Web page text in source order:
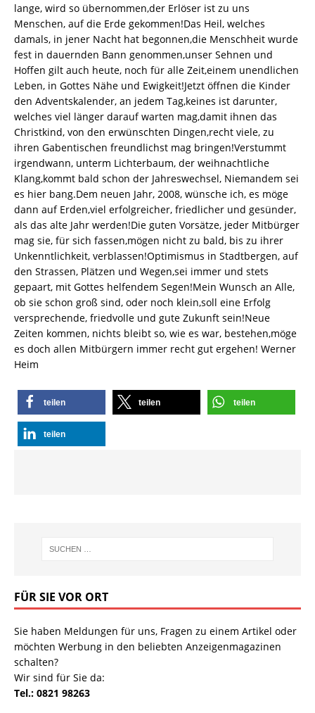
lange, wird so übernommen,der Erlöser ist zu uns
Menschen, auf die Erde gekommen!Das Heil, welches
damals, in jener Nacht hat begonnen,die Menschheit wurde
fest in dauernden Bann genommen,unser Sehnen und
Hoffen gilt auch heute, noch für alle Zeit,einem unendlichen
Leben, in Gottes Nähe und Ewigkeit!Jetzt öffnen die Kinder
den Adventskalender, an jedem Tag,keines ist darunter,
welches viel länger darauf warten mag,damit ihnen das
Christkind, von den erwünschten Dingen,recht viele, zu
ihren Gabentischen freundlichst mag bringen!Verstummt
irgendwann, unterm Lichterbaum, der weihnachtliche
Klang,kommt bald schon der Jahreswechsel, Niemandem sei
es hier bang.Dem neuen Jahr, 2008, wünsche ich, es möge
dann auf Erden,viel erfolgreicher, friedlicher und gesünder,
als das alte Jahr werden!Die guten Vorsätze, jeder Mitbürger
mag sie, für sich fassen,mögen nicht zu bald, bis zu ihrer
Unkenntlichkeit, verblassen!Optimismus in Stadtbergen, auf
den Strassen, Plätzen und Wegen,sei immer und stets
gepaart, mit Gottes helfendem Segen!Mein Wunsch an Alle,
ob sie schon groß sind, oder noch klein,soll eine Erfolg
versprechende, friedvolle und gute Zukunft sein!Neue
Zeiten kommen, nichts bleibt so, wie es war, bestehen,möge
es doch allen Mitbürgern immer recht gut ergehen! Werner
Heim
teilen teilen teilen
teilen
FÜR SIE VOR ORT
Sie haben Meldungen für uns, Fragen zu einem Artikel oder
möchten Werbung in den beliebten Anzeigenmagazinen
schalten?
Wir sind für Sie da:
Tel.: 0821 98263